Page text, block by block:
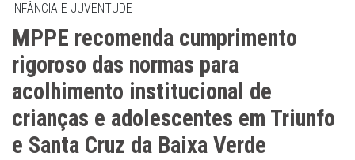
INFÂNCIA E JUVENTUDE
MPPE recomenda cumprimento
rigoroso das normas para
acolhimento institucional de
crianças e adolescentes em Triunfo
e Santa Cruz da Baixa Verde